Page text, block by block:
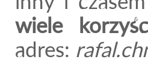
wiele
adres: